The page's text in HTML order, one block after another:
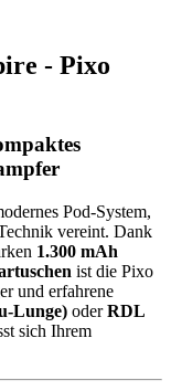
- Pixo
Pod-System,
vereint. Dank
1.300 mAh
ist die Pixo
und erfahrene
Lunge) oderRDL
sich Ihrem